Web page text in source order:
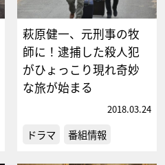
萩原健一、元刑事の牧
師に！逮捕した殺人犯
がひょっこり現れ奇妙
な旅が始まる
2018.03.24
ドラマ 番組情報